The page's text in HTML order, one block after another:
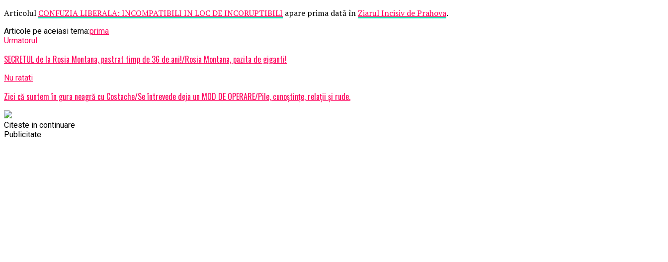
Articolul CONFUZIA LIBERALA: INCOMPATIBILI IN LOC DE INCORUPTIBILI apare prima dată în Ziarul Incisiv de Prahova.
Articole pe aceiasi tema:prima
Urmatorul
SECRETUL de la Rosia Montana, pastrat timp de 36 de ani!/Rosia Montana, pazita de giganti!
Nu ratati
Zici că suntem în gura neagră cu Costache/Se întrevede deja un MOD DE OPERARE/Pile, cunoștințe, relații și rude.
Citeste in continuare
Publicitate